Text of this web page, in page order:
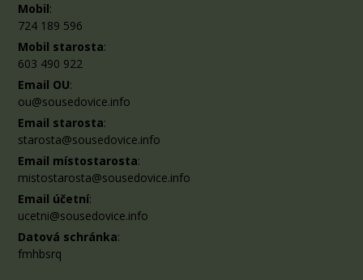
Mobil:
724 189 596
Mobil starosta:
603 490 922
Email OU:
ou@sousedovice.info
Email starosta:
starosta@sousedovice.info
Email místostarosta:
mistostarosta@sousedovice.info
Email účetní:
ucetni@sousedovice.info
Datová schránka:
fmhbsrq